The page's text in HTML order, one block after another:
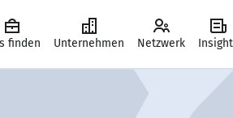
finden Unternehmen Netzwerk